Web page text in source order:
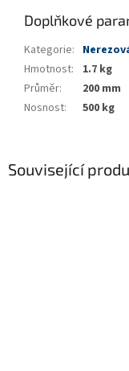
Související
Doplňkové
Kategorie:
Hmotnost:
1.7 kg
Průměr:
200 mm
Nosnost: 500 kg